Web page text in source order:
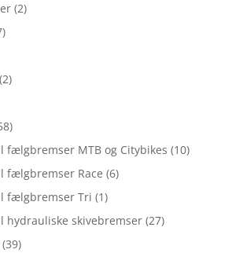
(2)
(2)
fælgbremser MTB og Citybikes (10)
fælgbremser Race (6)
fælgbremser Tri (1)
hydrauliske skivebremser (27)
(39)